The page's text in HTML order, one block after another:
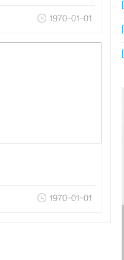
1970-01-01
1970-01-01